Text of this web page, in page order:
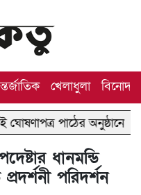
খেলাধুলা বিনোদন
অনুষ্ঠানে যাচ্ছেন মির্জা
ধানমন্ডি
পরিদর্শন